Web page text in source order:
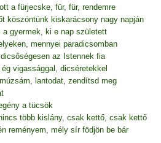
a fürjecske, für, für, rendemre
köszöntünk kiskarácsony nagy napján
a gyermek, ki e nap született
mennyei paradicsomban
az Istennek fia
vigassággal, dicséretekkel
lantodat, zendítsd meg
a tücsök
több kislány, csak kettő, csak kettő
reményem, mély sír födjön be bár